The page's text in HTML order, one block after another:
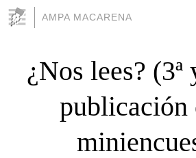
AMPA MACARENA
¿Nos lees?
publicación